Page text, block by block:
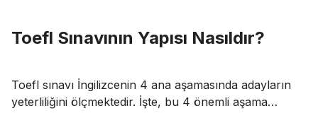
Toefl Sınavının Yapısı Nasıldır?
Toefl sınavı İngilizcenin 4 ana aşamasında adayların
yeterliliğini ölçmektedir. İşte, bu 4 önemli aşama…